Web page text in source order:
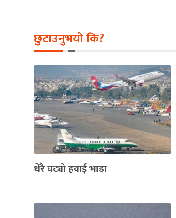
छुटाउनुभयो कि?
धेरै घट्यो हवाई भाडा